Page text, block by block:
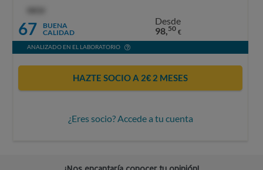
67
BUENA
CALIDAD
Desde
98,50 €
ANALIZADO EN EL LABORATORIO
HAZTE SOCIO A 2€ 2 MESES
¿Eres socio? Accede a tu cuenta